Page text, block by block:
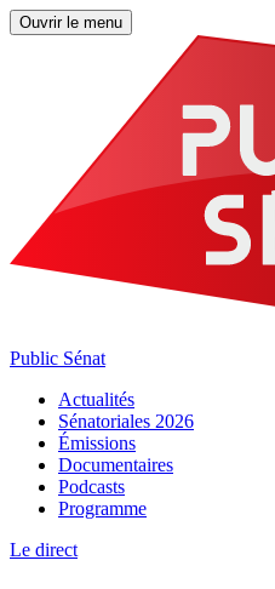
Ouvrir le menu
Public Sénat
Actualités
Sénatoriales 2026
Émissions
Documentaires
Podcasts
Programme
Le direct